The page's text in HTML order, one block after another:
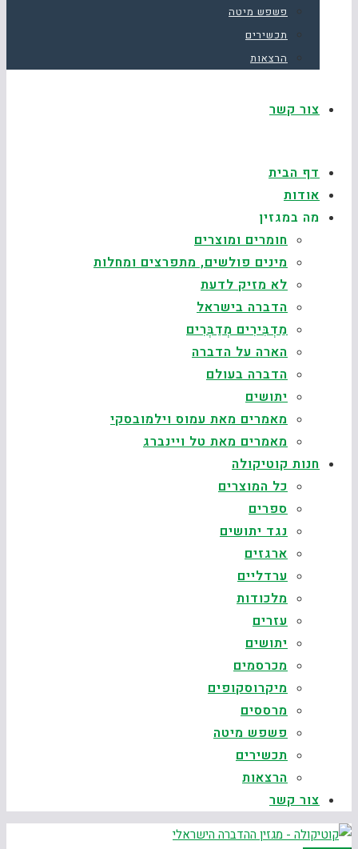
פשפש מיטה
תכשירים
הרצאות
צור קשר
דף הבית
אודות
מה במגזין
חומרים ומוצרים
מינים פולשים, מתפרצים ומחלות
לא מזיק לדעת
הדברה בישראל
מַדְבִּירִים מְדַבְּרִים
הארה על הדברה
הדברה בעולם
יתושים
מאמרים מאת עמוס וילמובסקי
מאמרים מאת טל ויינברג
חנות קוטיקולה
כל המוצרים
ספרים
נגד יתושים
ארגזים
ערדליים
מלכודות
עזרים
יתושים
מכרסמים
מיקרוסקופים
מרססים
פשפש מיטה
תכשירים
הרצאות
צור קשר